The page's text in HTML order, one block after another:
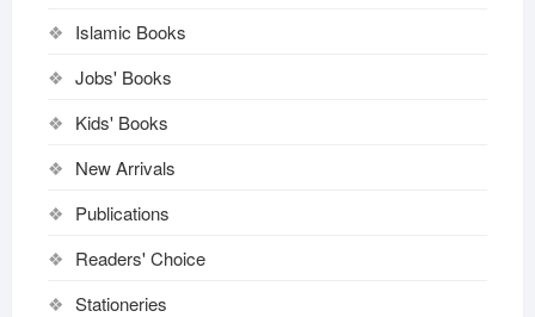
Islamic Books
Jobs' Books
Kids' Books
New Arrivals
Publications
Readers' Choice
Stationeries